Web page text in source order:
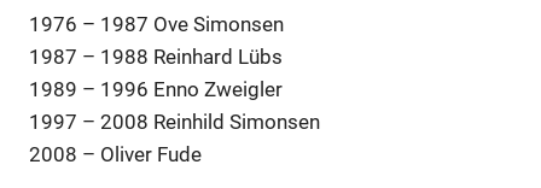
1976 – 1987 Ove Simonsen
1987 – 1988 Reinhard Lübs
1989 – 1996 Enno Zweigler
1997 – 2008 Reinhild Simonsen
2008 – Oliver Fude